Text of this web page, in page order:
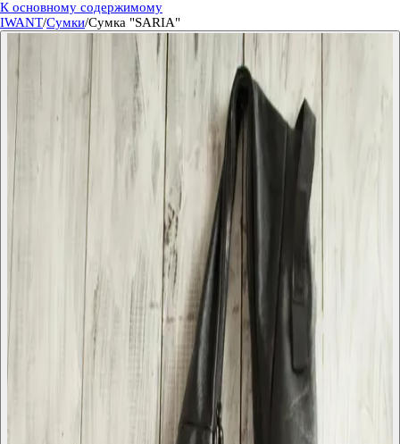
К основному содержимому
IWANT/Сумки/Сумка "SARIA"